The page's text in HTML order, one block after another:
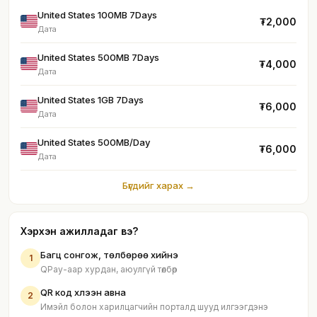
United States 100MB 7Days
Дата
₮2,000
United States 500MB 7Days
Дата
₮4,000
United States 1GB 7Days
Дата
₮6,000
United States 500MB/Day
Дата
₮6,000
Бүгдийг харах →
Хэрхэн ажилладаг вэ?
1 Багц сонгож, төлбөрөө хийнэ
QPay-аар хурдан, аюулгүй төлбөр
2 QR код хүлээн авна
Имэйл болон харилцагчийн порталд шууд илгээгдэнэ